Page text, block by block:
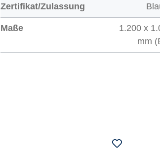
Zertifikat/Zulassung
Maße
1.200 x
mm